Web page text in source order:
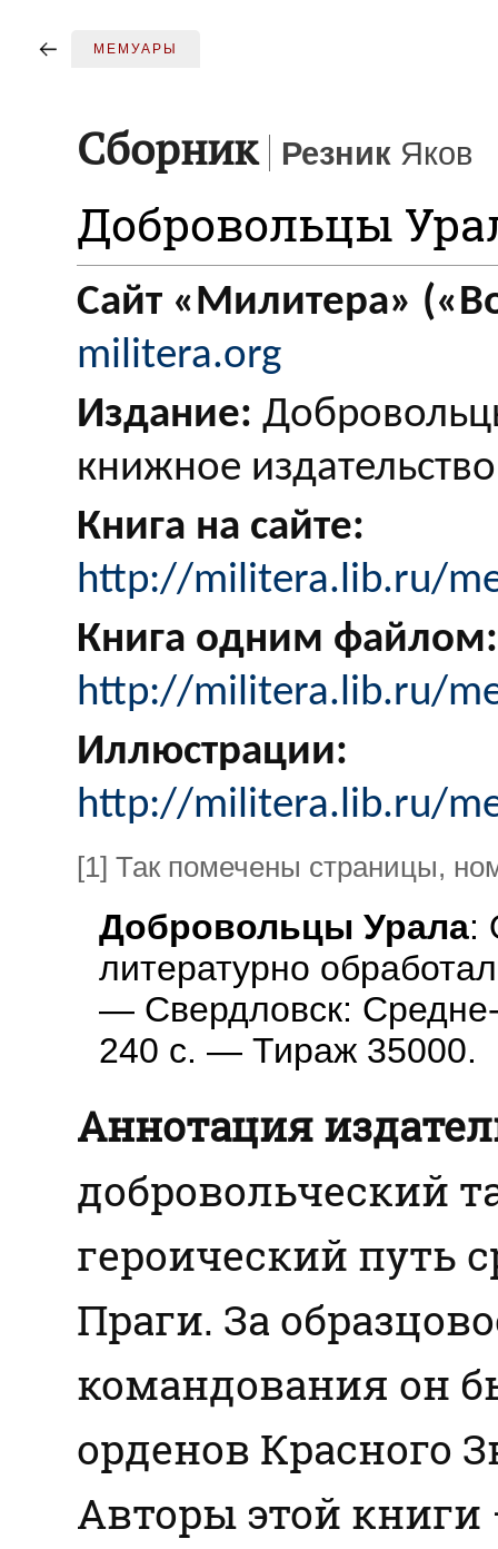
МЕМУАРЫ
Сборник РезникЯков
Добровольцы
Сайт «Милитера»
militera.org
Издание:
книжное
Книга на сайте:
http://militera.lib.ru/
Книга одним файлом:
http://militera.lib.ru/
Иллюстрации:
http://militera.lib.ru/
[1] Так помечены страницы,
Добровольцы Урала:
литературно
— Свердловск:
240 с. — Тираж 35000.
Аннотация
добровольческий
героический путь
Праги. За
командования он
орденов Красного
Авторы этой книги